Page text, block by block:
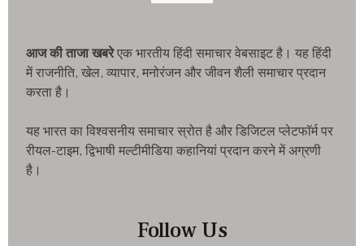
आज की ताजा खबरेएक भारतीय हिंदी समाचार वेबसाइट है। यह हिंदी
में राजनीति, खेल, व्यापार, मनोरंजन और जीवन शैली समाचार प्रदान
करता है।
यह भारत का विश्वसनीय समाचार स्रोत है और डिजिटल प्लेटफॉर्म पर
रीयल-टाइम, द्विभाषी मल्टीमीडिया कहानियां प्रदान करने में अग्रणी
है।
Follow Us